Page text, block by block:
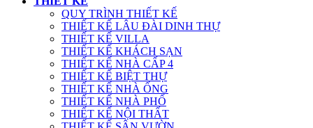
QUY TRÌNH THIẾT KẾ
THIẾT KẾ LÂU ĐÀI DINH THỰ
THIẾT KẾ VILLA
THIẾT KẾ KHÁCH SẠN
THIẾT KẾ NHÀ CẤP 4
THIẾT KẾ BIỆT THỰ
THIẾT KẾ NHÀ ỐNG
THIẾT KẾ NHÀ PHỐ
THIẾT KẾ NỘI THẤT